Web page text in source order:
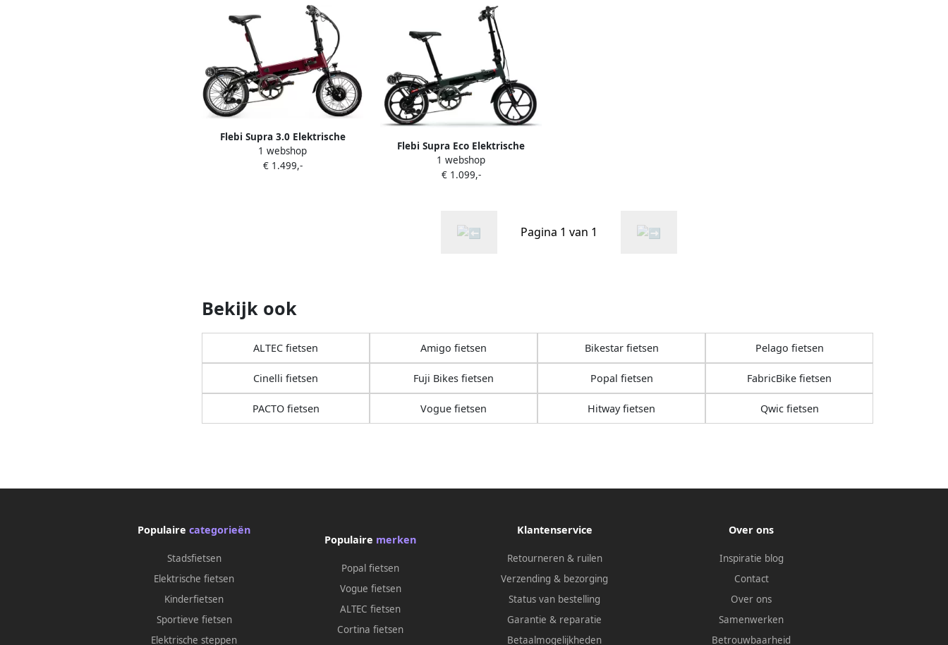
Flebi Supra 3.0 Elektrische
Vouwfiets Red Bordeaux
1 webshop
€ 1.499,-
Flebi Supra Eco Elektrische
Vouwfiets Grey Raptor
1 webshop
€ 1.099,-
Pagina 1 van 1
Bekijk ook
ALTEC fietsen Amigo fietsen Bikestar fietsen Pelago fietsen
Cinelli fietsen Fuji Bikes fietsen Popal fietsen FabricBike fietsen
PACTO fietsen Vogue fietsen Hitway fietsen Qwic fietsen
Populairecategorieën
Stadsfietsen
Elektrische fietsen
Kinderfietsen
Sportieve fietsen
Elektrische steppen
Populaire merken
Popal fietsen
Vogue fietsen
ALTEC fietsen
Cortina fietsen
Klantenservice
Retourneren & ruilen
Verzending & bezorging
Status van bestelling
Garantie & reparatie
Betaalmogelijkheden
Over ons
Inspiratie blog
Contact
Over ons
Samenwerken
Betrouwbaarheid